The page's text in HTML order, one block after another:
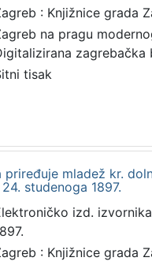
: Knjižnice grada
na pragu
zagrebačka
tisak
mladež kr.
studenoga 1897.
izd.
: Knjižnice grada